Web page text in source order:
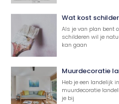
Wat kost
Als je van plan bent
schilderen wil je
kan gaan
Muurdecoratie
Heb je een landelijk
muurdecoratie
je bij